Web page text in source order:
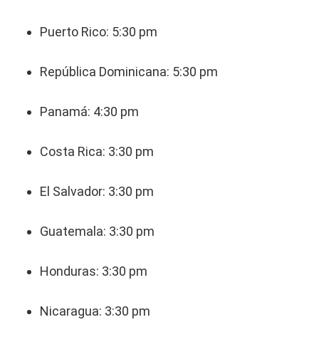
Puerto Rico: 5:30 pm
República Dominicana: 5:30 pm
Panamá: 4:30 pm
Costa Rica: 3:30 pm
El Salvador: 3:30 pm
Guatemala: 3:30 pm
Honduras: 3:30 pm
Nicaragua: 3:30 pm